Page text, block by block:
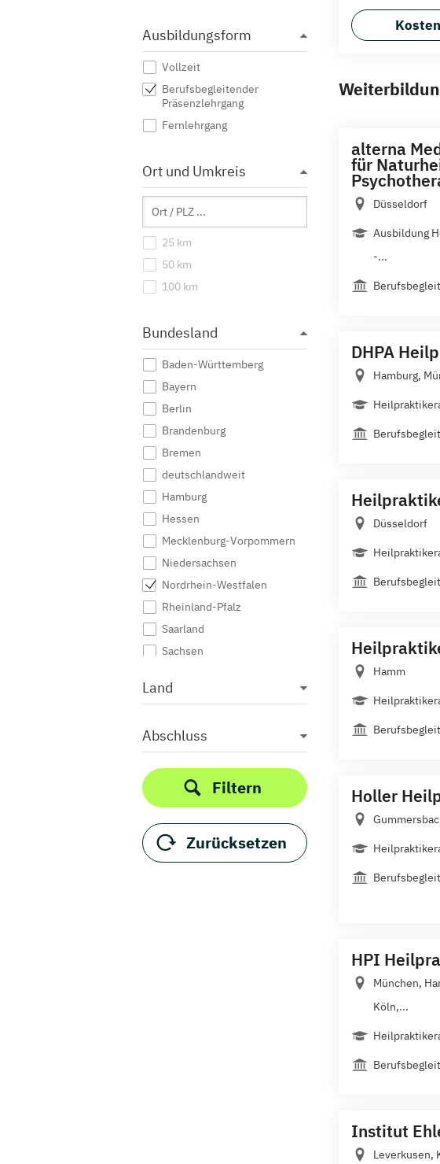
Ausbildungsform
Vollzeit
Berufsbegleitender
Präsenzlehrgang
Fernlehrgang
Ort und Umkreis
25 km
50 km
100 km
Bundesland
Baden-Württemberg
Bayern
Berlin
Brandenburg
Bremen
deutschlandweit
Hamburg
Hessen
Mecklenburg-Vorpommern
Niedersachsen
Nordrhein-Westfalen
Rheinland-Pfalz
Saarland
Sachsen
Schleswig-Holstein
Land
Abschluss
Filtern
Zurücksetzen
alterna
für
Düsseldorf
Ausbildung
-...
DHPA
Hamburg,
Düsseldorf
Hamm
Holler
HPI
München,
Köln,...
Institut
Leverkusen,